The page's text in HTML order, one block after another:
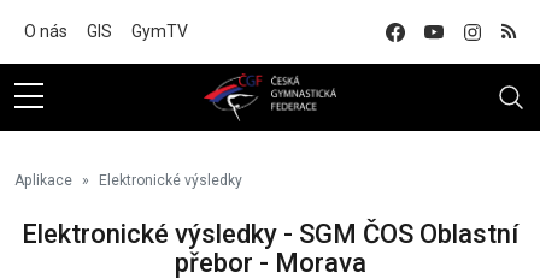
O nás GIS GymTV
Aplikace Elektronické výsledky
Elektronické výsledky - SGM ČOS Oblastní
přebor - Morava